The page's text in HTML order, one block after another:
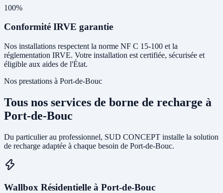
100%
Conformité IRVE garantie
Nos installations respectent la norme NF C 15-100 et la
réglementation IRVE. Votre installation est certifiée, sécurisée et
éligible aux aides de l'État.
Nos prestations à Port-de-Bouc
Tous nos services de borne de recharge à
Port-de-Bouc
Du particulier au professionnel, SUD CONCEPT installe la solution
de recharge adaptée à chaque besoin de Port-de-Bouc.
Wallbox Résidentielle à Port-de-Bouc